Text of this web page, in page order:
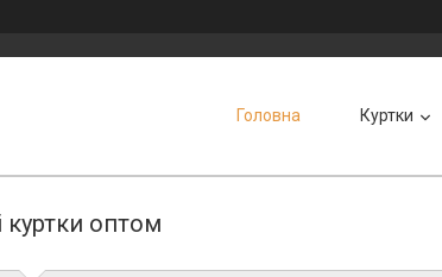
Головна Куртки
куртки оптом